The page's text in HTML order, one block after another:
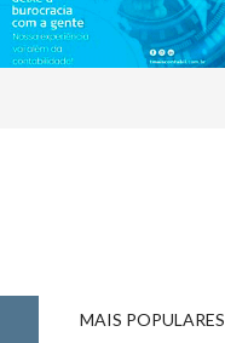
MAIS POPULARES